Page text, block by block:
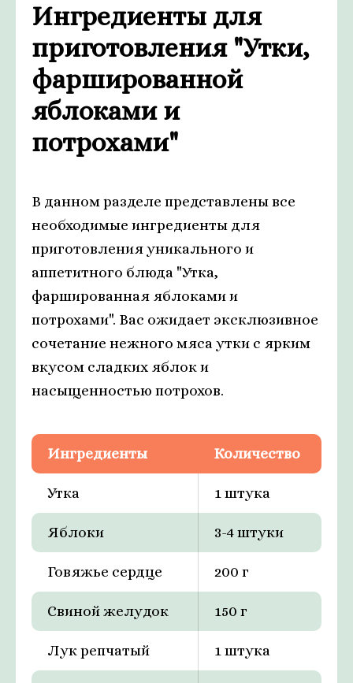
Ингредиенты для
приготовления "Утки,
фаршированной
яблоками и
потрохами"
В данном разделе представлены все
необходимые ингредиенты для
приготовления уникального и
аппетитного блюда "Утка,
фаршированная яблоками и
потрохами". Вас ожидает эксклюзивное
сочетание нежного мяса утки с ярким
вкусом сладких яблок и
насыщенностью потрохов.
Ингредиенты Количество
Утка 1 штука
Яблоки 3-4 штуки
Говяжье сердце 200 г
Свиной желудок 150 г
Лук репчатый 1 штука